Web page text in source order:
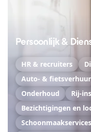
Persoonlijk &
HR & recruiters
Auto- & fietsverhuur
Onderhoud
Rij-
Bezichtigingen en
Schoonmaakservices